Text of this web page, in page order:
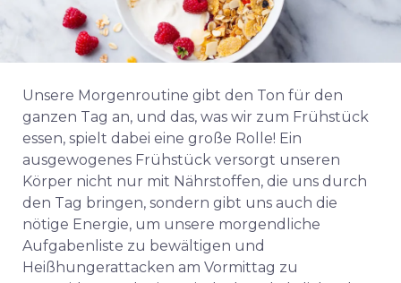
Unsere Morgenroutine gibt den Ton für den
ganzen Tag an, und das, was wir zum Frühstück
essen, spielt dabei eine große Rolle! Ein
ausgewogenes Frühstück versorgt unseren
Körper nicht nur mit Nährstoffen, die uns durch
den Tag bringen, sondern gibt uns auch die
nötige Energie, um unsere morgendliche
Aufgabenliste zu bewältigen und
Heißhungerattacken am Vormittag zu